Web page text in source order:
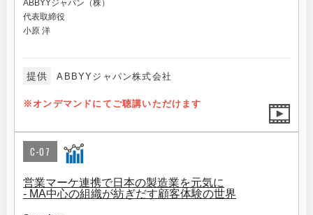
ABBYYジャパン（株）
代表取締役
小原 洋
提供 ABBYYジャパン株式会社
※オンデマンドにてご聴講いただけます
C-07
営業マーケ連携で日本の製造業を元気に
- MA中心の組織が紡ぎだす顧客体験の世界